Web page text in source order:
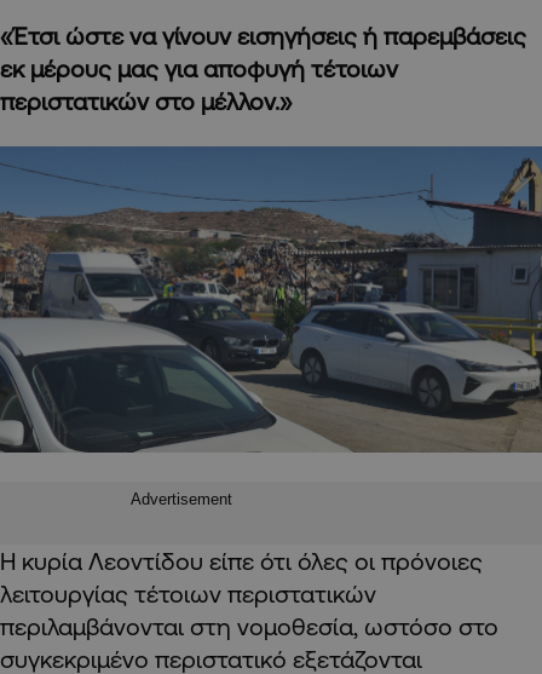
«Έτσι ώστε να γίνουν εισηγήσεις ή παρεμβάσεις
εκ μέρους μας για αποφυγή τέτοιων
περιστατικών στο μέλλον.»
Advertisement
Η κυρία Λεοντίδου είπε ότι όλες οι πρόνοιες
λειτουργίας τέτοιων περιστατικών
περιλαμβάνονται στη νομοθεσία, ωστόσο στο
συγκεκριμένο περιστατικό εξετάζονται